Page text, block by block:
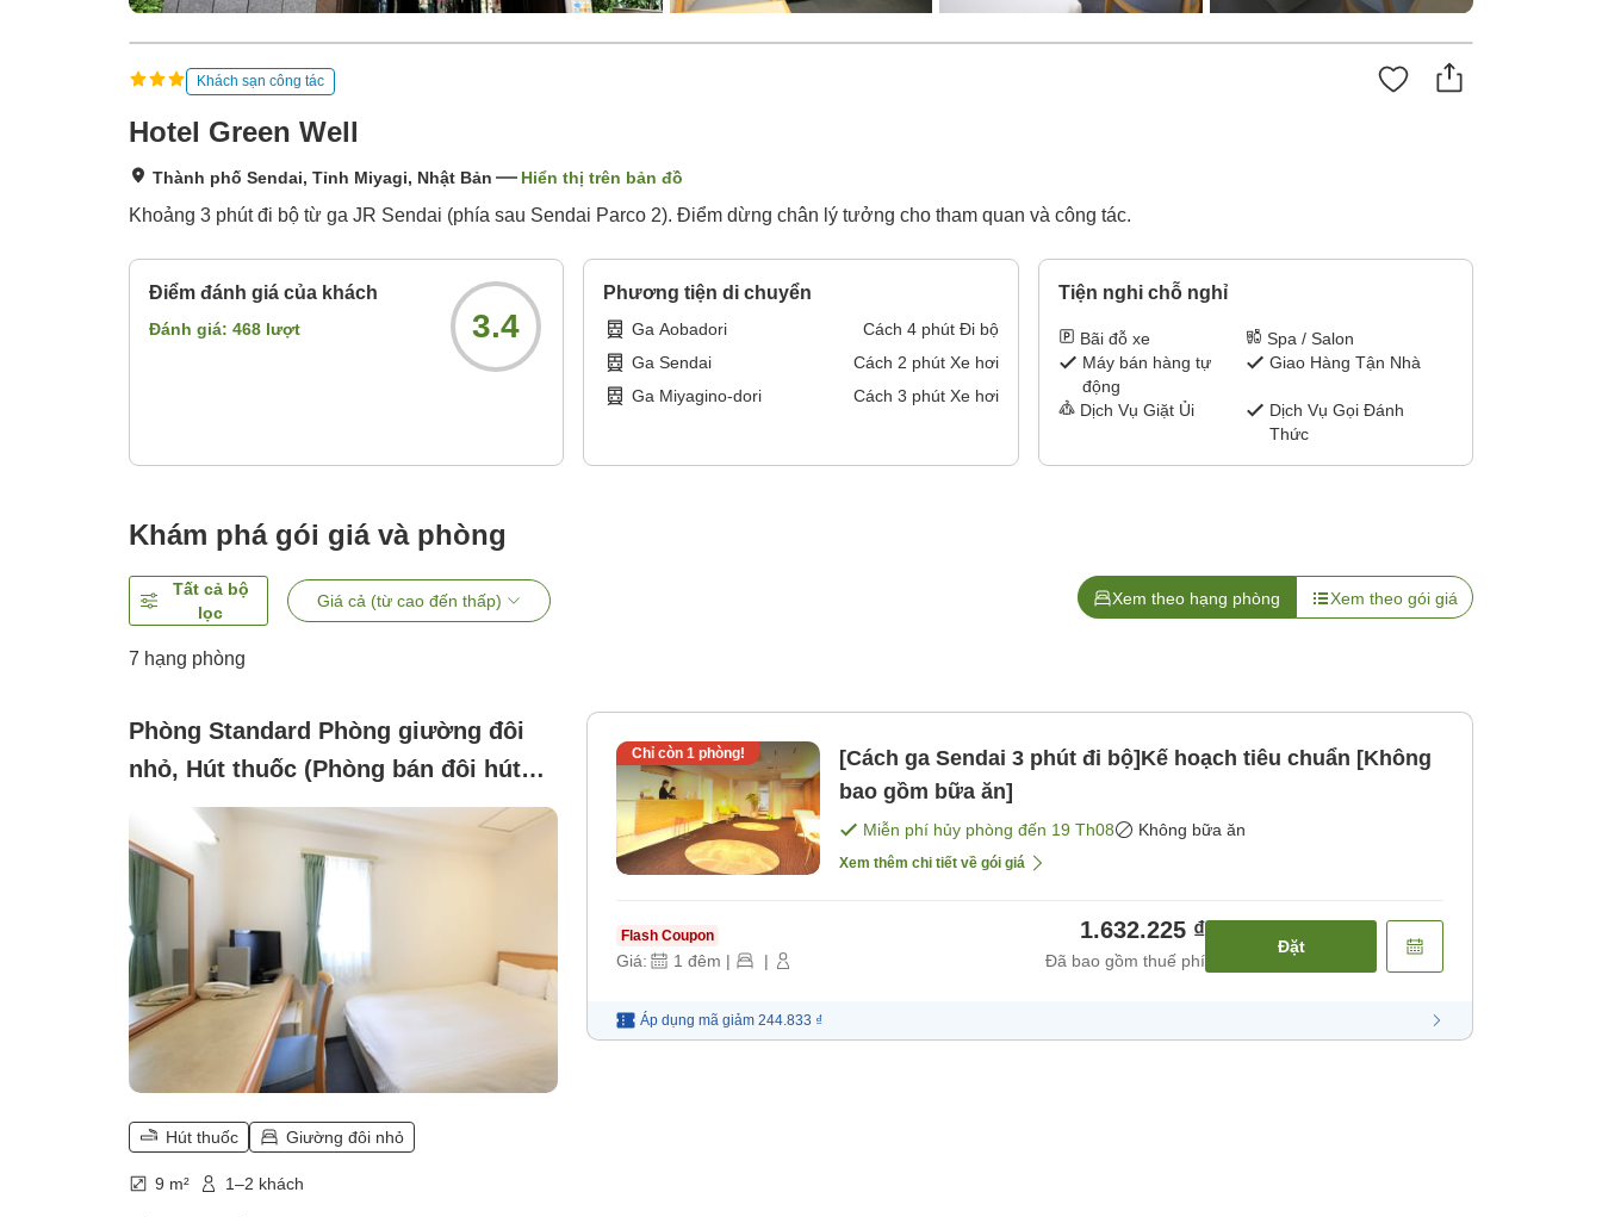
Khách sạn công tác
Hotel Green Well
Thành phố Sendai, Tỉnh Miyagi, Nhật Bản Hiển thị trên bản đồ
Khoảng 3 phút đi bộ từ ga JR Sendai (phía sau Sendai Parco 2). Điểm dừng chân lý tưởng cho tham quan và công tác.
Điểm đánh giá của khách
Đánh giá: 468 lượt 3.4
Phương tiện di chuyển
Ga Aobadori Cách 4phút Đi bộ
Ga Sendai
Cách 2 phút Xe hơi
Ga Miyagino-dori
Cách 3 phút Xe hơi
Tiện nghi chỗ nghỉ
Bãi đỗ xe
Spa / Salon
Máy bán hàng tự
động
Giao Hàng Tận Nhà
Dịch Vụ Giặt Ủi
Dịch Vụ Gọi Đánh
Thức
Khám phá gói giá và phòng
Tất cả bộ
lọc
Giá cả (từ cao đến thấp) Xem theo hạng phòng Xem theo gói giá
7 hạng phòng
Phòng Standard Phòng giường đôi
nhỏ, Hút thuốc (Phòng bán đôi hút
thuốc 1 giường)
Hút thuốc Giường đôi nhỏ
9 m² 1–2 khách
Chỉ còn 1phòng!
[Cách ga Sendai 3 phút đi bộ]Kế hoạch tiêu chuẩn [Không
bao gồm bữa ăn]
Miễn phí hủy phòng đến 19 Th08 Không bữa ăn
Xem thêm chi tiết về gói giá
Flash Coupon
Giá: 1 đêm | |
1.632.225 ₫
Đã bao gồm thuế phí
Đặt
Áp dụng mã giảm 244.833 ₫